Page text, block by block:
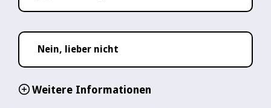
Nein, lieber nicht
Weitere Informationen